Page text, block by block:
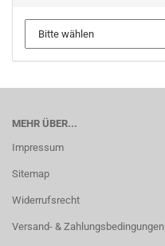
MEHR ÜBER...
Impressum
Sitemap
Widerrufsrecht
Versand- & Zahlungsbedingungen